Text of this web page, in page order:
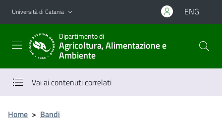
Vai al contenuto principale
Vai al menu di navigazione
Università di Catania ENG
Dipartimento di
Agricoltura, Alimentazione e
Ambiente
Vai ai contenuti correlati
Home > Bandi